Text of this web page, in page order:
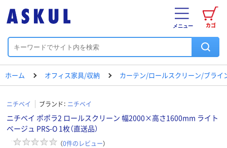
カゴ
メニュー
ホーム オフィス家具/収納 カーテン/ロールスクリーン/ブライ
ニチベイ ブランド： ニチベイ
ニチベイ ポポラ2 ロールスクリーン 幅2000×高さ1600mm ライト
ベージュ PRS-O 1枚（直送品）
（0件のレビュー）